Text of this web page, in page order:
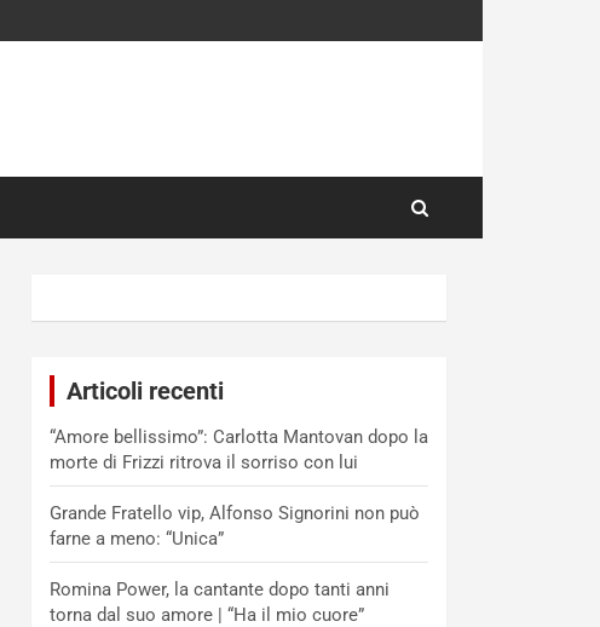
Articoli recenti
“Amore bellissimo”: Carlotta Mantovan dopo la
morte di Frizzi ritrova il sorriso con lui
Grande Fratello vip, Alfonso Signorini non può
farne a meno: “Unica”
Romina Power, la cantante dopo tanti anni
torna dal suo amore | “Ha il mio cuore”